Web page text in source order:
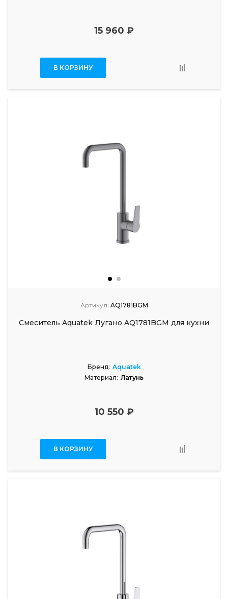
15 960 ₽
В КОРЗИНУ
Артикул: AQ1781BGM
Смеситель Aquatek Лугано AQ1781BGM для кухни
Бренд: Aquatek
Материал: Латунь
10 550 ₽
В КОРЗИНУ